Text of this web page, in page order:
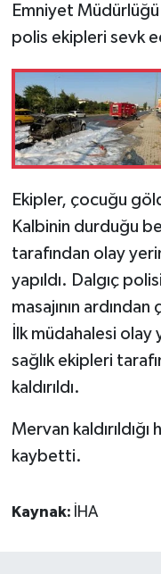
Emniyet
polis ekipleri sevk
Ekipler, çocuğu
Kalbinin durduğu
tarafından olay
yapıldı. Dalgıç
masajının
İlk müdahalesi
sağlık ekipleri
kaldırıldı.
Mervan
kaybetti.
Kaynak: İHA